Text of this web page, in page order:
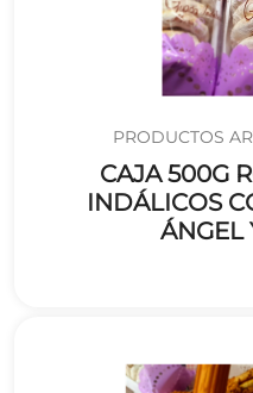
PRODUCTOS
CAJA 500G
INDÁLICOS
ÁNGEL